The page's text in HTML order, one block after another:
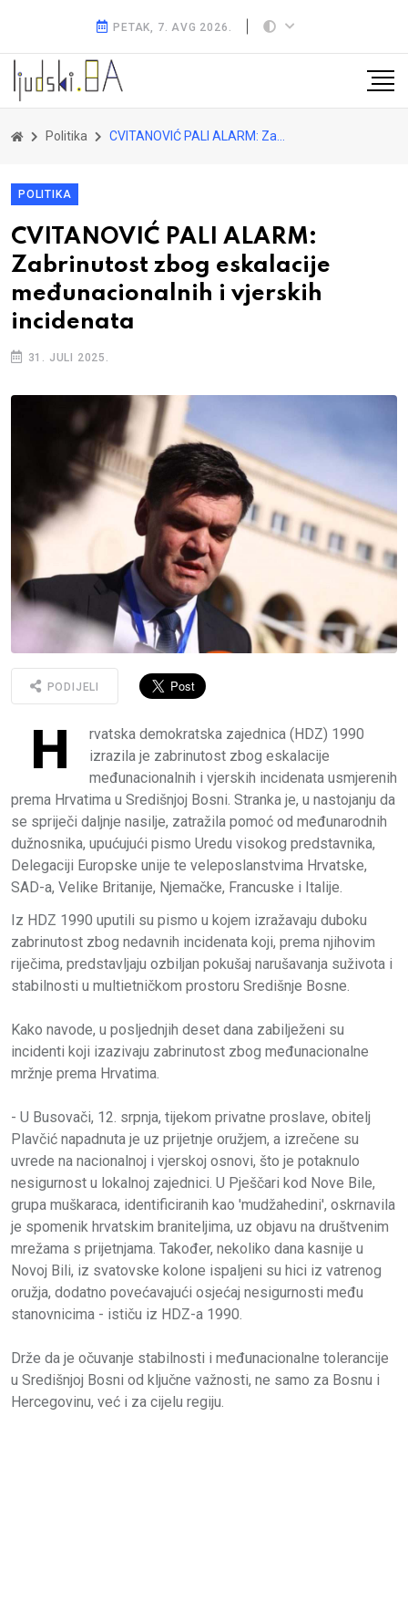
PETAK, 7. AVG 2026.
Politika CVITANOVIĆ PALI ALARM: Zabrinutost zbog eskalacije međunacionalnih i vjerskih incidenata
POLITIKA
CVITANOVIĆ PALI ALARM:
Zabrinutost zbog eskalacije
međunacionalnih i vjerskih
incidenata
31. JULI 2025.
PODIJELI
H
rvatska demokratska zajednica (HDZ) 1990
izrazila je zabrinutost zbog eskalacije
međunacionalnih i vjerskih incidenata usmjerenih
prema Hrvatima u Središnjoj Bosni. Stranka je, u nastojanju da
se spriječi daljnje nasilje, zatražila pomoć od međunarodnih
dužnosnika, upućujući pismo Uredu visokog predstavnika,
Delegaciji Europske unije te veleposlanstvima Hrvatske,
SAD-a, Velike Britanije, Njemačke, Francuske i Italije.
Iz HDZ 1990 uputili su pismo u kojem izražavaju duboku
zabrinutost zbog nedavnih incidenata koji, prema njihovim
riječima, predstavljaju ozbiljan pokušaj narušavanja suživota i
stabilnosti u multietničkom prostoru Središnje Bosne.
Kako navode, u posljednjih deset dana zabilježeni su
incidenti koji izazivaju zabrinutost zbog međunacionalne
mržnje prema Hrvatima.
- U Busovači, 12. srpnja, tijekom privatne proslave, obitelj
Plavčić napadnuta je uz prijetnje oružjem, a izrečene su
uvrede na nacionalnoj i vjerskoj osnovi, što je potaknulo
nesigurnost u lokalnoj zajednici. U Pješčari kod Nove Bile,
grupa muškaraca, identificiranih kao 'mudžahedini', oskrnavila
je spomenik hrvatskim braniteljima, uz objavu na društvenim
mrežama s prijetnjama. Također, nekoliko dana kasnije u
Novoj Bili, iz svatovske kolone ispaljeni su hici iz vatrenog
oružja, dodatno povećavajući osjećaj nesigurnosti među
stanovnicima - ističu iz HDZ-a 1990.
Drže da je očuvanje stabilnosti i međunacionalne tolerancije
u Središnjoj Bosni od ključne važnosti, ne samo za Bosnu i
Hercegovinu, već i za cijelu regiju.